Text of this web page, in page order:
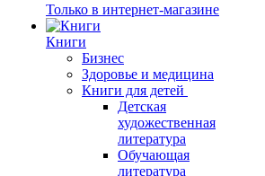
Только в интернет-магазине
Книги
Бизнес
Здоровье и медицина
Книги для детей
Детская
художественная
литература
Обучающая
литература